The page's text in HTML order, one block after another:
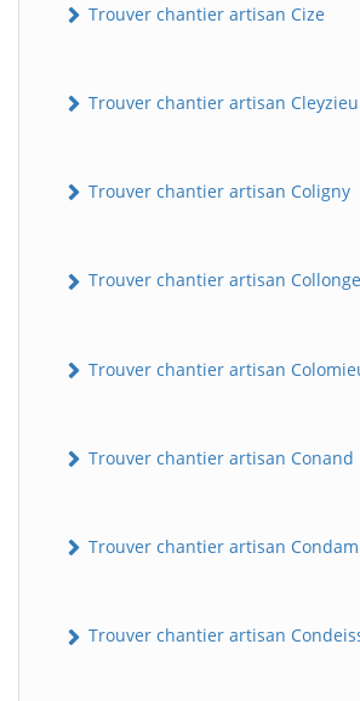
Trouver chantier artisan Cize
Trouver chantier artisan Cleyzieu
Trouver chantier artisan Coligny
Trouver chantier artisan
Trouver chantier artisan
Trouver chantier artisan Conand
Trouver chantier artisan
Trouver chantier artisan